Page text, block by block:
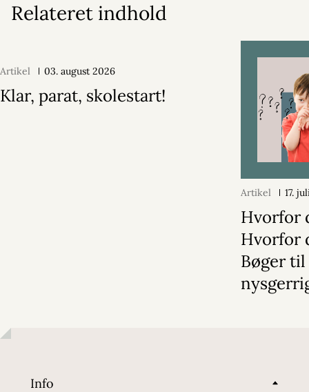
Relateret indhold
Artikel 03. august 2026
Klar, parat, skolestart!
Artikel 17.
Hvorfor
Hvorfor
Bøger til
Info